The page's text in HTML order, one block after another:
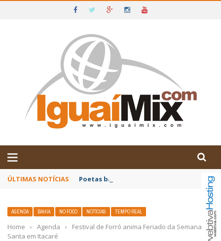
IGUAÍ E SUDOESTE DA BAHIA
ÚLTIMAS NOTÍCIAS Poetas baianos representam o Brasil no
AGENDA BAHIA NO FOCO NOTÍCIAS TEMPO REAL
Home › Agenda ›
Festival de Forró anima Feriado da Semana
Santa em Itacaré